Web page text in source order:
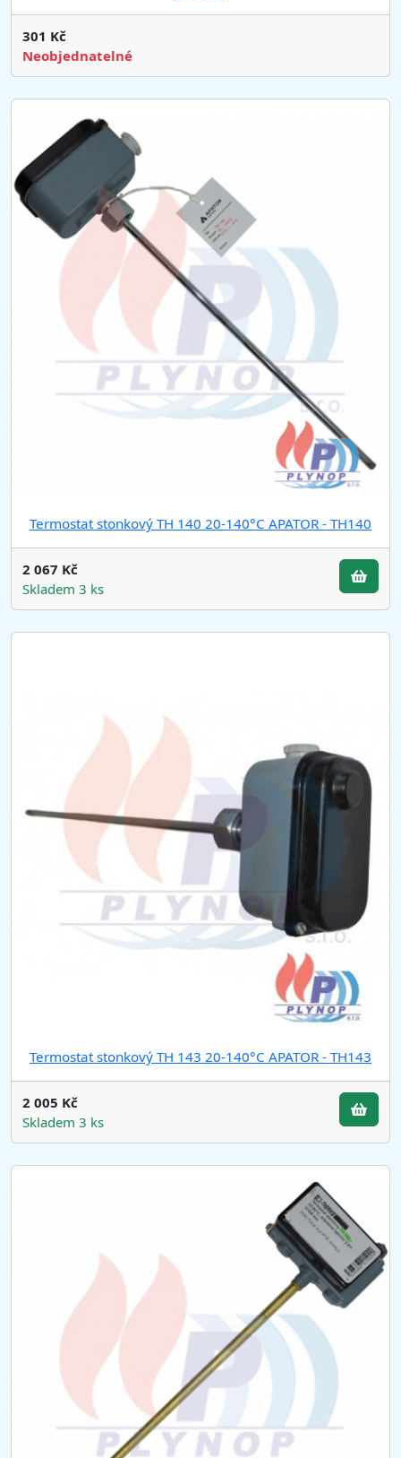
301 Kč
Neobjednatelné
Termostat stonkový TH 140 20-140°C APATOR - TH140
2 067 Kč
Skladem 3 ks
Termostat stonkový TH 143 20-140°C APATOR - TH143
2 005 Kč
Skladem 3 ks